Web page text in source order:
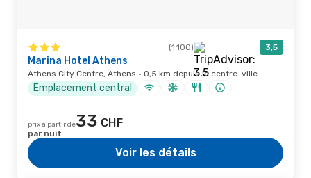
(1 100) 3,5
Marina Hotel Athens
Athens City Centre, Athens · 0,5 km depuis le centre-ville
Emplacement central
prix à partir de33 CHF
par nuit
Voir les détails